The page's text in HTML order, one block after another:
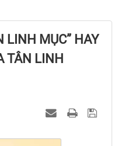
LINH MỤC” HAY
TÂN LINH